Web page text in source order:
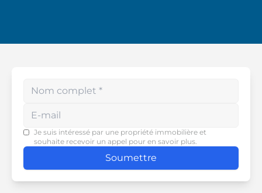
Enter your phone number
Je suis intéressé par une propriété immobilière et
souhaite recevoir un appel pour en savoir plus.
Soumettre